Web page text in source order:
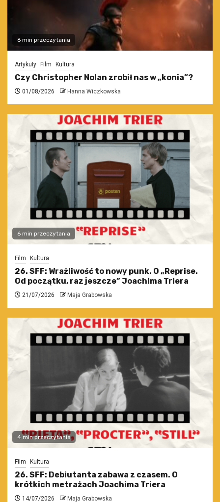
6 min przeczytania
Artykuły Film Kultura
Czy Christopher Nolan zrobił nas w „konia”?
01/08/2026 Hanna Wiczkowska
6 min przeczytania
Film Kultura
26. SFF: Wrażliwość to nowy punk. O „Reprise.
Od początku, raz jeszcze” Joachima Triera
21/07/2026 Maja Grabowska
4 min przeczytania
Film Kultura
26. SFF: Debiutanta zabawa z czasem. O
krótkich metrażach Joachima Triera
14/07/2026 Maja Grabowska